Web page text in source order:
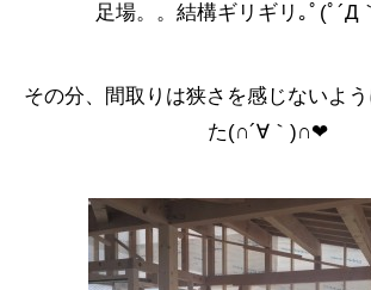
足場。。結構ギリギリ｡ﾟ(ﾟ´Д
その分、間取りは狭さを感じないよ
た(∩´∀｀)∩❤